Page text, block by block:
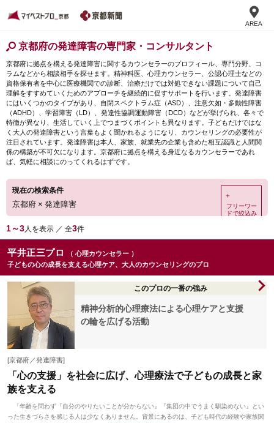
AREA
京都府の発達障害の専門家・コンサルタント
京都府に拠点を構える発達障害に関するカウンセラーのプロフィール、専門分野、コ
ラムなどから相談相手を探せます。精神科医、心理カウンセラー、公認心理士などの
資格保有者を中心に医療機関での診断、治療だけでは対処できない課題について自己
理解をすすめていくためのアプローチを継続的に促すサポートを行います。発達障害
にはいくつかのタイプがあり、自閉スペクトラム症（ASD）、注意欠如・多動性障害
（ADHD）、学習障害（LD）、発達性協調運動障害（DCD）などが挙げられ、各々で
特徴が異なり、生活していく上でつまづくポイントも異なります。子どもだけではな
く大人の発達障害という言葉もよく聞かれるようになり、カウンセリングの必要性が
注目されています。発達障害は本人、家族、就業先の企業も含めた相互認識と人間関
係の構築が不可欠になります。京都府に拠点を構える身近なるカウンセラーであれ
ば、気軽に相談にのってくれるはずです。
現在の検索条件
京都府 × 発達障害
＋
フリーワー
ドで絞込み
1～3人を表示 ／ 全3件
平井正三プロ
（ 心理カウンセラー ）
子どもの心の成長を支える心理ケア、大人のカウンセリングのプロ
このプロの一番の強み
精神分析的心理療法による心理ケアと支援
の輪を広げる活動
[京都府／発達障害]
「心の支援」を社会に広げ、心理療法で子どもの成長と家
族を支える
「年齢を問わず『自分のやりたいことが分からない』『集団の中でうまく馴染めない』とい
った生きづらさを感じる人は少なくありません。背景にあるのは、子ども時代の経験や家族関